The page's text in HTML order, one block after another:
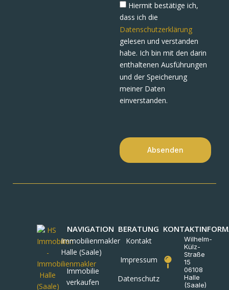
Hiermit bestätige ich,
dass ich die
Datenschutzerklärung
gelesen und verstanden
habe. Ich bin mit den darin
enthaltenen Ausführungen
und der Speicherung
meiner Daten
einverstanden.
Absenden
NAVIGATION
Immobilienmakler
Halle (Saale)
Immobilie
verkaufen
BERATUNG
Kontakt
Impressum
Datenschutz
Wilhelm-
Külz-
Straße
15
06108
Halle
(Saale)